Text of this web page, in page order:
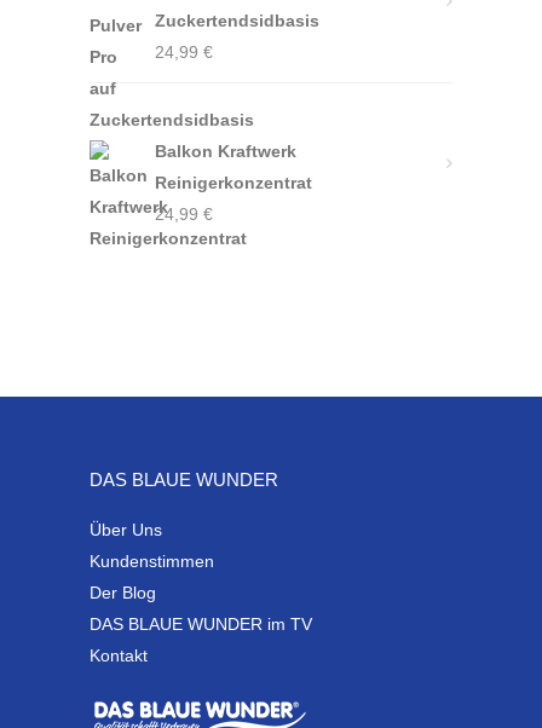
Zuckertendsidbasis
24,99 €
Balkon Kraftwerk
Reinigerkonzentrat
24,99 €
DAS BLAUE WUNDER
Über Uns
Kundenstimmen
Der Blog
DAS BLAUE WUNDER im TV
Kontakt